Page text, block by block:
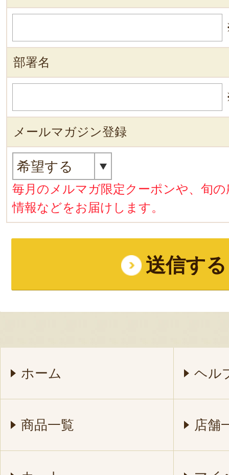
部署名
メールマガジン登録
毎月のメルマガ限定クーポンや、旬
情報などをお届けします。
ホーム ヘル
商品一覧 店舗